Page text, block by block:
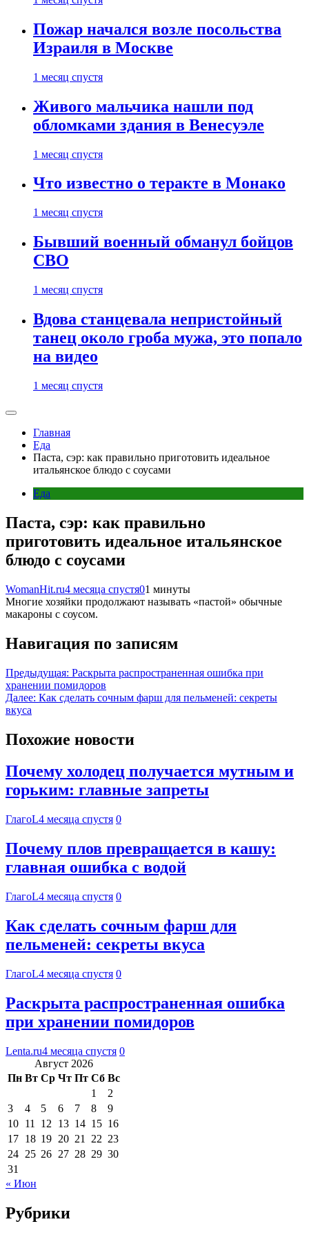
Пожар начался возле посольства
Израиля в Москве
1 месяц спустя
Живого мальчика нашли под
обломками здания в Венесуэле
1 месяц спустя
Что известно о теракте в Монако
1 месяц спустя
Бывший военный обманул бойцов
СВО
1 месяц спустя
Вдова станцевала непристойный
танец около гроба мужа, это попало
на видео
1 месяц спустя
Главная
Еда
Паста, сэр: как правильно приготовить идеальное
итальянское блюдо с соусами
Еда
Паста, сэр: как правильно
приготовить идеальное итальянское
блюдо с соусами
WomanHit.ru4 месяца спустя01 минуты
Многие хозяйки продолжают называть «пастой» обычные
макароны с соусом.
Навигация по записям
Предыдущая: Раскрыта распространенная ошибка при
хранении помидоров
Далее: Как сделать сочным фарш для пельменей: секреты
вкуса
Похожие новости
Почему холодец получается мутным и
горьким: главные запреты
ГлагоL4 месяца спустя 0
Почему плов превращается в кашу:
главная ошибка с водой
ГлагоL4 месяца спустя 0
Как сделать сочным фарш для
пельменей: секреты вкуса
ГлагоL4 месяца спустя 0
Раскрыта распространенная ошибка
при хранении помидоров
Lenta.ru4 месяца спустя 0
Август 2026
Пн Вт Ср Чт Пт Сб Вс
1
2
3
4 5 6 7 8
9
10 11 12 13 14 15 16
17 18 19 20 21 22 23
24 25 26 27 28 29 30
31
« Июн
Рубрики